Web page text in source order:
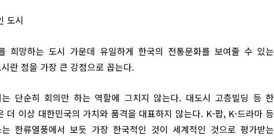
도시
희망하는 도시 가운데 유일하게 한국의 전통문화를 보여줄 수 있는
란 점을 가장 큰 강점으로 꼽는다.
는 단순히 회의만 하는 역할에 그치지 않는다. 대도시 고층빌딩 등 한
더 이상 대한민국의 가치와 품격을 대표하지 않는다. K-팝, K-드라마 등
한류열풍에서 보듯 가장 한국적인 것이 세계적인 것으로 평가받는